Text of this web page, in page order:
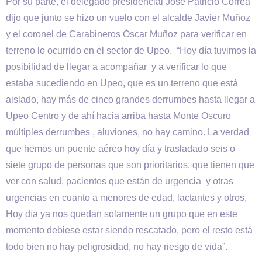
dijo que junto se hizo un vuelo con el alcalde Javier Muñoz
y el coronel de Carabineros Óscar Muñoz para verificar en
terreno lo ocurrido en el sector de Upeo. “Hoy día tuvimos la
posibilidad de llegar a acompañar y a verificar lo que
estaba sucediendo en Upeo, que es un terreno que está
aislado, hay más de cinco grandes derrumbes hasta llegar a
Upeo Centro y de ahí hacia arriba hasta Monte Oscuro
múltiples derrumbes , aluviones, no hay camino. La verdad
que hemos un puente aéreo hoy día y trasladado seis o
siete grupo de personas que son prioritarios, que tienen que
ver con salud, pacientes que están de urgencia y otras
urgencias en cuanto a menores de edad, lactantes y otros,
Hoy día ya nos quedan solamente un grupo que en este
momento debiese estar siendo rescatado, pero el resto está
todo bien no hay peligrosidad, no hay riesgo de vida”.